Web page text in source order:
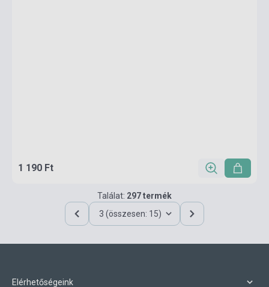
1 190 Ft
Találat: 297 termék
3 (összesen: 15)
Elérhetőségeink